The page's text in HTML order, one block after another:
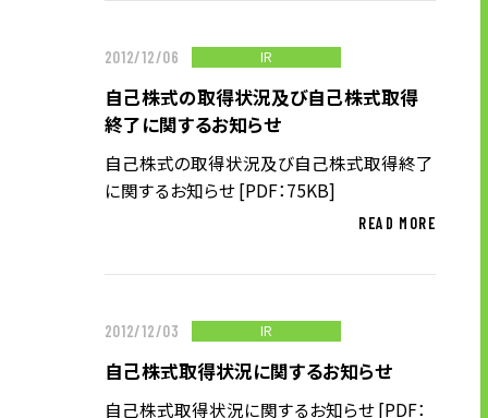
お問い合わせ・ご相談
人材派遣・請負に関して
資料請求
PR・ホームページに関して
2012/12/06 IR
自己株式の取得状況及び自己株式取得
終了に関するお知らせ
自己株式の取得状況及び自己株式取得終了
に関するお知らせ [PDF：75KB]
READ MORE
2012/12/03 IR
自己株式取得状況に関するお知らせ
自己株式取得状況に関するお知らせ [PDF：